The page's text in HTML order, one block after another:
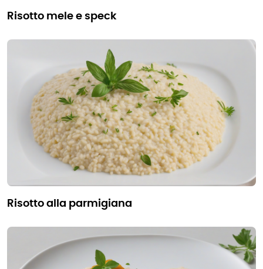
risotto mele e speck
risotto alla parmigiana